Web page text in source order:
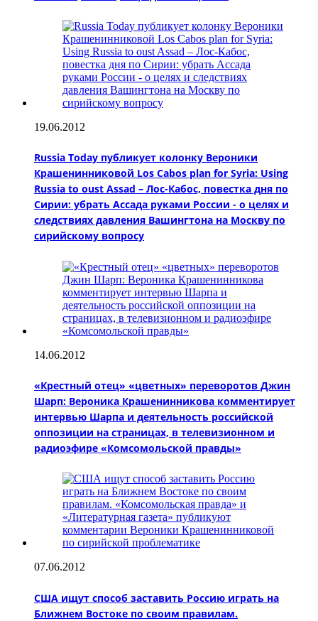
19.06.2012
Russia Today публикует колонку Вероники
Крашенинниковой Los Cabos plan for Syria: Using
Russia to oust Assad – Лос-Кабос, повестка дня по
Сирии: убрать Ассада руками России - о целях и
следствиях давления Вашингтона на Москву по
сирийскому вопросу
14.06.2012
«Крестный отец» «цветных» переворотов Джин
Шарп: Вероника Крашенинникова комментирует
интервью Шарпа и деятельность российской
оппозиции на страницах, в телевизионном и
радиоэфире «Комсомольской правды»
07.06.2012
США ищут способ заставить Россию играть на
Ближнем Востоке по своим правилам.